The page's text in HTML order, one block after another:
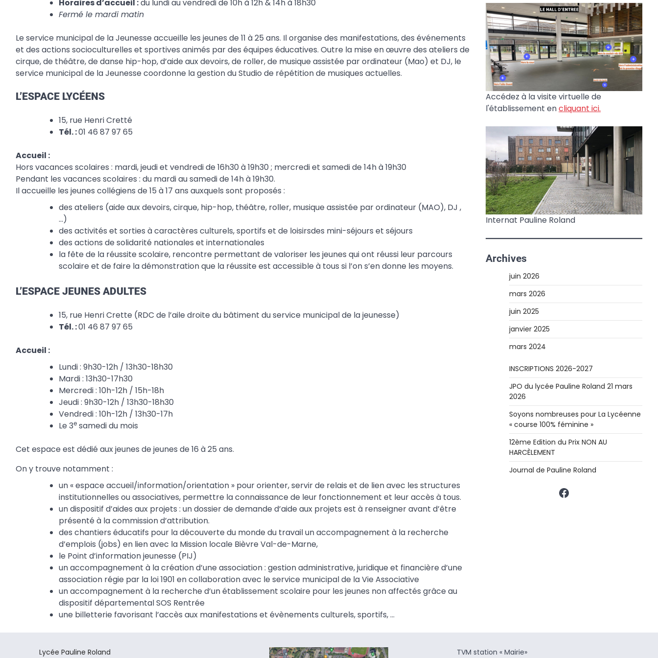
Horaires d’accueil :du lundi au vendredi de 10h à 12h & 14h à 18h30
Fermé le mardi matin
Le service municipal de la Jeunesse accueille les jeunes de 11 à 25 ans. Il organise des manifestations, des événements
et des actions socioculturelles et sportives animés par des équipes éducatives. Outre la mise en œuvre des ateliers de
cirque, de théâtre, de danse hip-hop, d’aide aux devoirs, de roller, de musique assistée par ordinateur (Mao) et DJ, le
service municipal de la Jeunesse coordonne la gestion du Studio de répétition de musiques actuelles.
L’ESPACE LYCÉENS
15, rue Henri Cretté
Tél. :01 46 87 97 65
Accueil :
Hors vacances scolaires : mardi, jeudi et vendredi de 16h30 à 19h30 ; mercredi et samedi de 14h à 19h30
Pendant les vacances scolaires : du mardi au samedi de 14h à 19h30.
Il accueille les jeunes collégiens de 15 à 17 ans auxquels sont proposés :
des ateliers (aide aux devoirs, cirque, hip-hop, théâtre, roller, musique assistée par ordinateur (MAO), DJ ,
…)
des activités et sorties à caractères culturels, sportifs et de loisirsdes mini-séjours et séjours
des actions de solidarité nationales et internationales
la fête de la réussite scolaire, rencontre permettant de valoriser les jeunes qui ont réussi leur parcours
scolaire et de faire la démonstration que la réussite est accessible à tous si l’on s’en donne les moyens.
L’ESPACE JEUNES ADULTES
15, rue Henri Crette (RDC de l’aile droite du bâtiment du service municipal de la jeunesse)
Tél. :01 46 87 97 65
Accueil :
Lundi : 9h30-12h / 13h30-18h30
Mardi : 13h30-17h30
Mercredi : 10h-12h / 15h-18h
Jeudi : 9h30-12h / 13h30-18h30
Vendredi : 10h-12h / 13h30-17h
Le 3e samedi du mois
Cet espace est dédié aux jeunes de jeunes de 16 à 25 ans.
On y trouve notamment :
un « espace accueil/information/orientation » pour orienter, servir de relais et de lien avec les structures
institutionnelles ou associatives, permettre la connaissance de leur fonctionnement et leur accès à tous.
un dispositif d’aides aux projets : un dossier de demande d’aide aux projets est à renseigner avant d’être
présenté à la commission d’attribution.
des chantiers éducatifs pour la découverte du monde du travail un accompagnement à la recherche
d’emplois (jobs) en lien avec la Mission locale Bièvre Val-de-Marne,
le Point d’information jeunesse (PIJ)
un accompagnement à la création d’une association : gestion administrative, juridique et financière d’une
association régie par la loi 1901 en collaboration avec le service municipal de la Vie Associative
un accompagnement à la recherche d’un établissement scolaire pour les jeunes non affectés grâce au
dispositif départemental SOS Rentrée
une billetterie favorisant l’accès aux manifestations et évènements culturels, sportifs, …
Accédez à la visite virtuelle de
l'établissement encliquant ici.
Internat Pauline Roland
Archives
juin 2026
mars 2026
juin 2025
janvier 2025
mars 2024
INSCRIPTIONS 2026-2027
JPO du lycée Pauline Roland 21 mars
2026
Soyons nombreuses pour La Lycéenne
« course 100% féminine »
12ème Edition du Prix NON AU
HARCÈLEMENT
Journal de Pauline Roland
Facebook
Lycée Pauline Roland TVM station « Mairie»